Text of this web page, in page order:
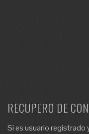
RECUPERO DE
Si es usuario registrado